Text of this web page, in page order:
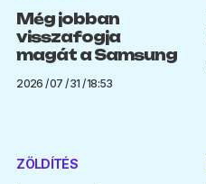
Még jobban
visszafogja
magát a Samsung
2026 / 07 / 31 / 18:53
ZÖLDÍTÉS